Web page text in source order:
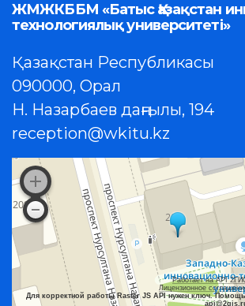
ЖМЖКББМ «Батыс Қазақстан
технологиялық университеті»
Қазақстан Республикасы
090000, Орал
Н. Назарбаев даңғылы, 194
reception@wkitu.kz
Работает на API
Лицензионное
Для корректной работы Raster JS API нужен ключ.